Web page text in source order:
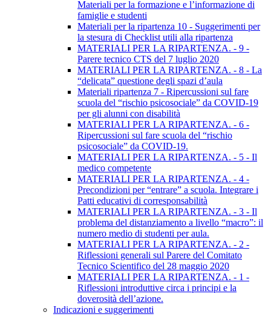
Materiali per la formazione e l’informazione di
famiglie e studenti
Materiali per la ripartenza 10 - Suggerimenti per
la stesura di Checklist utili alla ripartenza
MATERIALI PER LA RIPARTENZA. - 9 -
Parere tecnico CTS del 7 luglio 2020
MATERIALI PER LA RIPARTENZA. - 8 - La
“delicata” questione degli spazi d’aula
Materiali ripartenza 7 - Ripercussioni sul fare
scuola del “rischio psicosociale” da COVID-19
per gli alunni con disabilità
MATERIALI PER LA RIPARTENZA. - 6 -
Ripercussioni sul fare scuola del “rischio
psicosociale” da COVID-19.
MATERIALI PER LA RIPARTENZA. - 5 - Il
medico competente
MATERIALI PER LA RIPARTENZA. - 4 -
Precondizioni per “entrare” a scuola. Integrare i
Patti educativi di corresponsabilità
MATERIALI PER LA RIPARTENZA. - 3 - Il
problema del distanziamento a livello “macro”: il
numero medio di studenti per aula.
MATERIALI PER LA RIPARTENZA. - 2 -
Riflessioni generali sul Parere del Comitato
Tecnico Scientifico del 28 maggio 2020
MATERIALI PER LA RIPARTENZA. - 1 -
Riflessioni introduttive circa i principi e la
doverosità dell’azione.
Indicazioni e suggerimenti